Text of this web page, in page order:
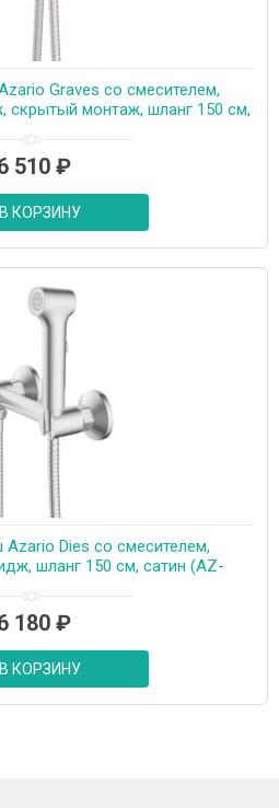
Graves со смесителем,
скрытый монтаж, шланг 150 см,
510 ₽
В КОРЗИНУ
Azario Dies со смесителем,
шланг 150 см, сатин (AZ-
180 ₽
В КОРЗИНУ